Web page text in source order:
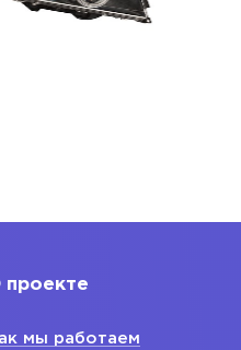
проекте
мы работаем